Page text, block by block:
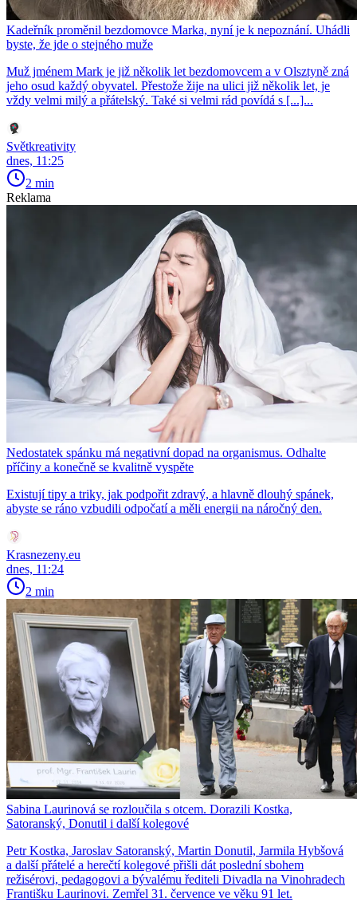
Kadeřník proměnil bezdomovce Marka, nyní je k nepoznání. Uhádli
byste, že jde o stejného muže
Muž jménem Mark je již několik let bezdomovcem a v Olsztyně zná
jeho osud každý obyvatel. Přestože žije na ulici již několik let, je
vždy velmi milý a přátelský. Také si velmi rád povídá s [...]...
Světkreativity
dnes, 11:25
2 min
Reklama
Nedostatek spánku má negativní dopad na organismus. Odhalte
příčiny a konečně se kvalitně vyspěte
Existují tipy a triky, jak podpořit zdravý, a hlavně dlouhý spánek,
abyste se ráno vzbudili odpočatí a měli energii na náročný den.
Krasnezeny.eu
dnes, 11:24
2 min
Sabina Laurinová se rozloučila s otcem. Dorazili Kostka,
Satoranský, Donutil i další kolegové
Petr Kostka, Jaroslav Satoranský, Martin Donutil, Jarmila Hybšová
a další přátelé a herečtí kolegové přišli dát poslední sbohem
režisérovi, pedagogovi a bývalému řediteli Divadla na Vinohradech
Františku Laurinovi. Zemřel 31. července ve věku 91 let.